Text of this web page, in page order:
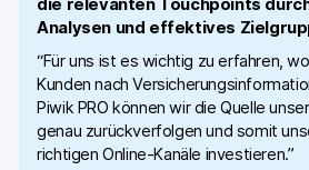
die relevanten Touchpoints
Analysen und effektives
“Für uns ist es wichtig zu erfahren,
Kunden nach
Piwik PRO können wir die Quelle
genau zurückverfolgen und somit
richtigen Online-Kanäle investieren.”